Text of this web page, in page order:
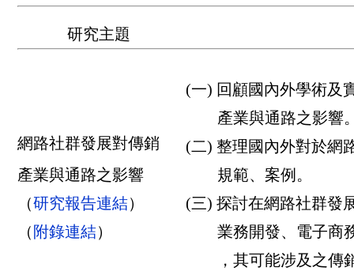
研究主題
網路社群發展對傳銷
產業與通路之影響
（研究報告連結）
（ 附錄連結）
(一) 回顧國內外學術及
產業與通路之影響
(二) 整理國內外對於
規範、案例。
(三) 探討在網路社群發
業務開發、電子商務
，其可能涉及之傳